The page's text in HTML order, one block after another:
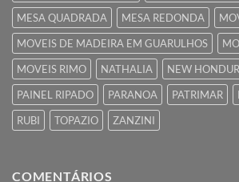
MESA QUADRADA
MESA REDONDA
MOVEIS DE MADEIRA EM GUARULHOS
MOVEIS RIMO
NATHALIA NEW
PAINEL RIPADO
PARANOA PATRIMAR
RUBI
TOPAZIO ZANZINI
COMENTÁRIOS